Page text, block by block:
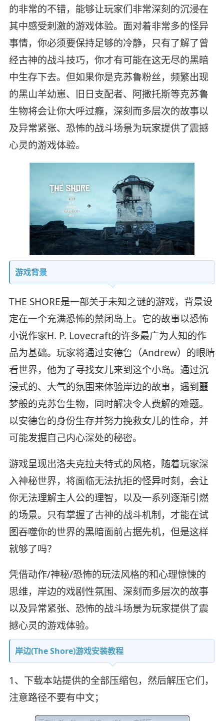
的非常的不错，能够让玩家们非常深刻的沉浸在
其中感受刺激的游戏体验。面对着非常多的怪异
事情，你必须要保持足够的冷静，只有了解了曾
经古神的战斗技巧，你才有可能在这无尽的黑暗
中生存下去。但如果你是克苏鲁粉丝，频繁出现
的黑山羊幼崽、旧日支配者、阿撒托斯等克苏鲁
生物将会让你大呼过瘾，深刻而多层次的故事以
及异常紧张、恐怖的战斗场景为玩家提供了震撼
心灵的游戏体验。
游戏背景
THE SHORE是一部关于未知之谜的游戏，背景设
定在一个充满恐怖的禁闭岛上。它的故事以恐怖
小说作家H. P. Lovecraft的许多最广为人知的作
品为基础。玩家将通过安德鲁（Andrew）的眼睛
看世界，他为了寻找女儿来到这个小岛。通过沉
浸式的、大气的氛围来体验岸边的故事，遇到噩
梦般的克苏鲁生物，同时解决令人费解的难题。
以安德鲁的身份生存并努力挽救女儿的性命，并
可能发掘自己内心深处的秘密。
游戏呈现出洛夫克拉夫特式的风格，随着玩家深
入神秘世界，将面临无法抗拒的怪异时刻，会让
你无法理解主人公的理智，以及一系列逐渐引燃
的场景。只有掌握了古神的战斗机制，才能在试
图吞噬你的世界的黑暗面前占据先机，但是这样
就够了吗？
凭借动作/神秘/恐怖的玩法风格的和心理惊悚的
思维，岸边的戏剧性氛围、深刻而多层次的故事
以及异常紧张、恐怖的战斗场景为玩家提供了震
撼心灵的游戏体验。
岸边(The Shore)游戏安装教程
1、下载本站提供的全部压缩包，然后解压它们，
注意路径不要有中文；